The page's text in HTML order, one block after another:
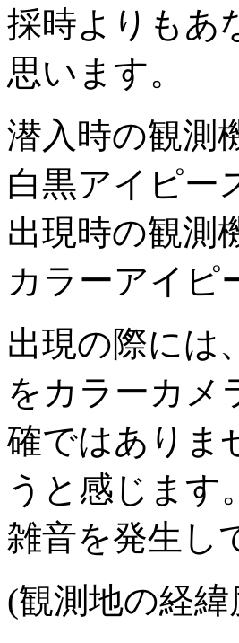
採時よりもあ
思います。
潜入時の観測
白黒アイピー
出現時の観測
カラーアイピ
出現の際には
をカラーカメ
確ではありま
うと感じます
雑音を発生し
(観測地の経緯